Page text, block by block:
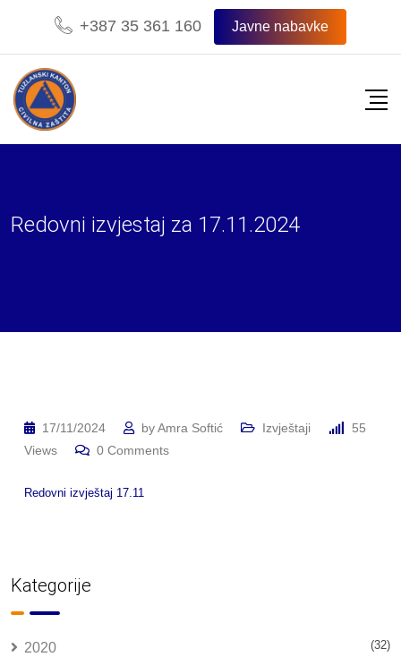
content
+387 35 361 160 Javne nabavke
Redovni izvjestaj za 17.11.2024
17/11/2024 byAmra Softić Izvještaji
55
Views
0 Comments
Redovni izvještaj 17.11
Kategorije
2020 (32)